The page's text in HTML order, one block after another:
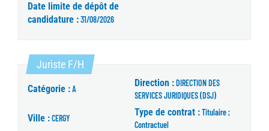
Date limite de dépôt de
candidature :31/08/2026
Juriste F/H (Nouvelle fenêtre)
Catégorie :A
Direction :DIRECTION DES
SERVICES JURIDIQUES (DSJ)
Ville :CERGY
Type de contrat :Titulaire ;
Contractuel